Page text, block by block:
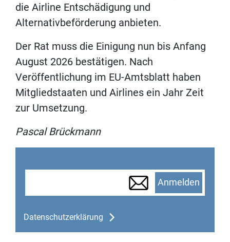
die Airline Entschädigung und
Alternativbeförderung anbieten.
Der Rat muss die Einigung nun bis Anfang
August 2026 bestätigen. Nach
Veröffentlichung im EU-Amtsblatt haben
Mitgliedstaaten und Airlines ein Jahr Zeit
zur Umsetzung.
Pascal Brückmann
Anmelden
Datenschutzerklärung